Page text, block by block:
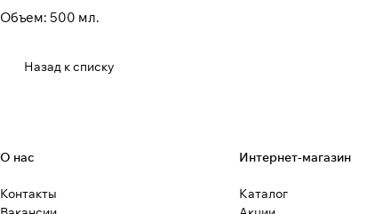
Объем: 500 мл.
Назад к списку
О нас
Контакты
Интернет-магазин
Каталог